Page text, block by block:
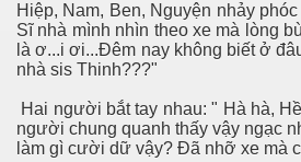
Hiệp, Nam, Ben, Nguyện nhảy
Sĩ nhà mình nhìn theo xe mà lòng
là ơ...i ơi...Đêm nay không biết ở
nhà sis Thinh???"
Hai người bắt tay nhau: " Hà hà,
người chung quanh thấy vậy ngạc
làm gì cười dữ vậy? Đã nhỡ xe mà